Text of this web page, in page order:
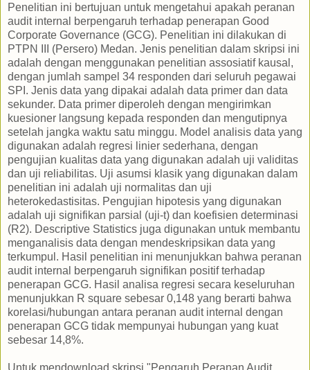
Penelitian ini bertujuan untuk mengetahui apakah peranan
audit internal berpengaruh terhadap penerapan Good
Corporate Governance (GCG). Penelitian ini dilakukan di
PTPN III (Persero) Medan. Jenis penelitian dalam skripsi ini
adalah dengan menggunakan penelitian assosiatif kausal,
dengan jumlah sampel 34 responden dari seluruh pegawai
SPI. Jenis data yang dipakai adalah data primer dan data
sekunder. Data primer diperoleh dengan mengirimkan
kuesioner langsung kepada responden dan mengutipnya
setelah jangka waktu satu minggu. Model analisis data yang
digunakan adalah regresi linier sederhana, dengan
pengujian kualitas data yang digunakan adalah uji validitas
dan uji reliabilitas. Uji asumsi klasik yang digunakan dalam
penelitian ini adalah uji normalitas dan uji
heterokedastisitas. Pengujian hipotesis yang digunakan
adalah uji signifikan parsial (uji-t) dan koefisien determinasi
(R2). Descriptive Statistics juga digunakan untuk membantu
menganalisis data dengan mendeskripsikan data yang
terkumpul. Hasil penelitian ini menunjukkan bahwa peranan
audit internal berpengaruh signifikan positif terhadap
penerapan GCG. Hasil analisa regresi secara keseluruhan
menunjukkan R square sebesar 0,148 yang berarti bahwa
korelasi/hubungan antara peranan audit internal dengan
penerapan GCG tidak mempunyai hubungan yang kuat
sebesar 14,8%.
Untuk mendownload skripsi "Pengaruh Peranan Audit